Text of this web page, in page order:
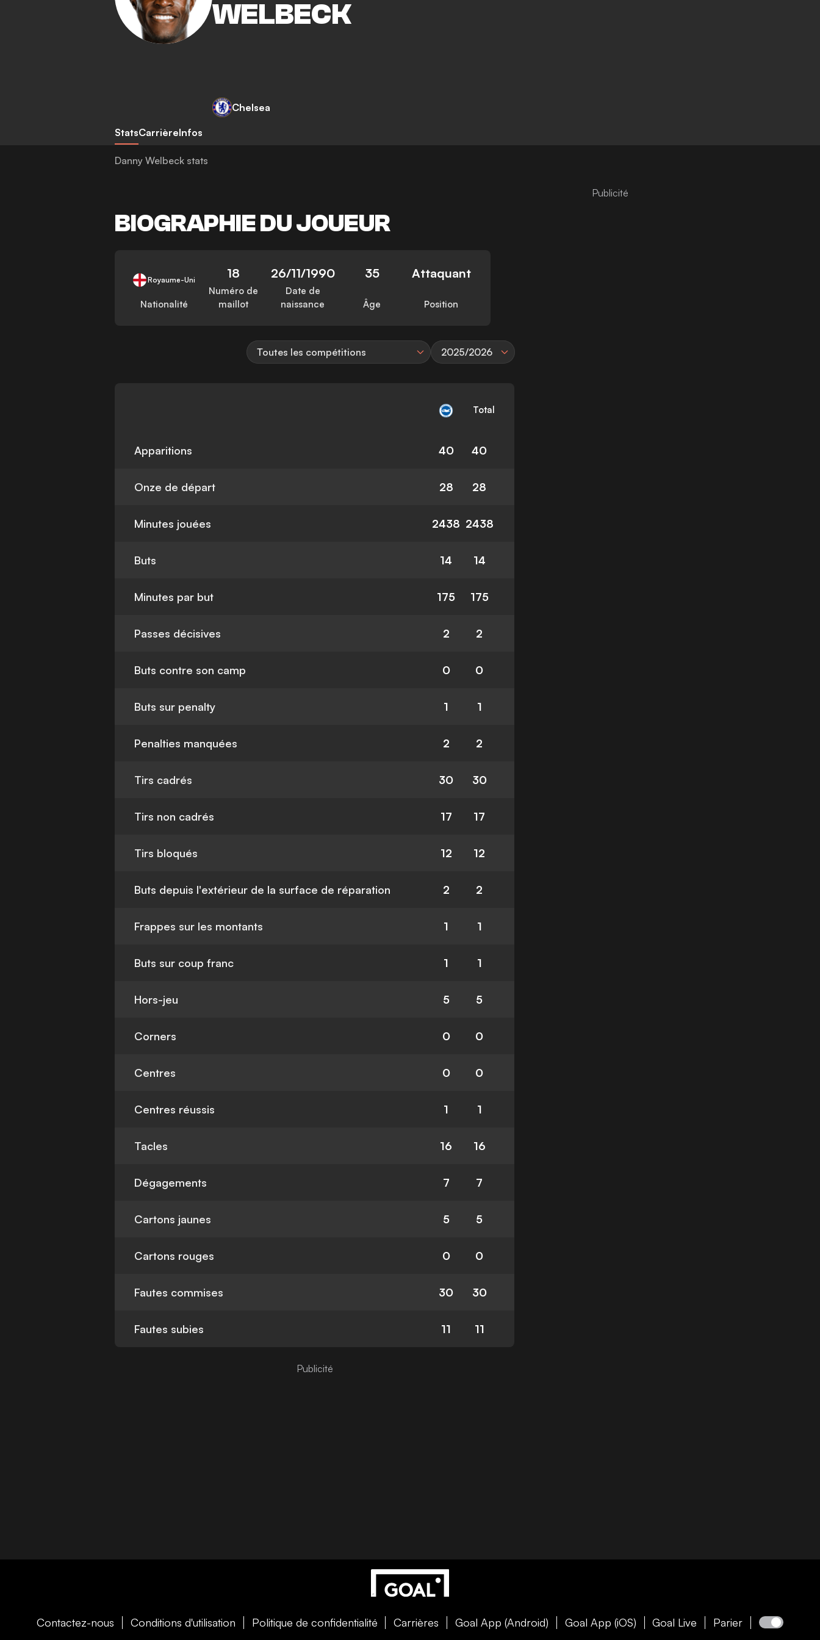
WELBECK
Chelsea
StatsCarrièreInfos
Danny Welbeck stats
BIOGRAPHIE DU JOUEUR
Royaume-Uni
Nationalité
18
Numéro de
maillot
26/11/1990
Date de
naissance
35
Âge
Attaquant
Position
Toutes les compétitions 2025/2026
Total
Apparitions 40 40
Onze de départ 28 28
Minutes jouées 2438 2438
Buts 14 14
Minutes par but 175 175
Passes décisives 2 2
Buts contre son camp 0 0
Buts sur penalty 1 1
Penalties manquées 2 2
Tirs cadrés 30 30
Tirs non cadrés 17 17
Tirs bloqués 12 12
Buts depuis l'extérieur de la surface de réparation 2 2
Frappes sur les montants 1 1
Buts sur coup franc 1 1
Hors-jeu 5 5
Corners 0 0
Centres 0 0
Centres réussis 1 1
Tacles 16 16
Dégagements 7 7
Cartons jaunes 5 5
Cartons rouges 0 0
Fautes commises 30 30
Fautes subies 11 11
Contactez-nous Conditions d'utilisation Politique de confidentialité Carrières Goal App (Android) Goal App (iOS) Goal Live
Parier